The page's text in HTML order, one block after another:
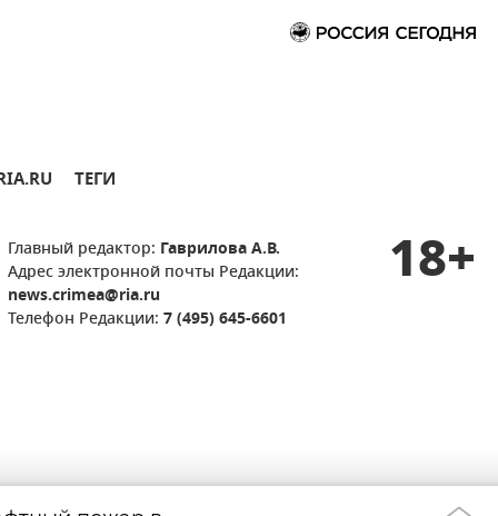
ТЕГИ
Главный редактор: Гаврилова А.В.
Адрес электронной почты Редакции:
news.crimea@ria.ru
Телефон Редакции: 7 (495) 645-6601
18+